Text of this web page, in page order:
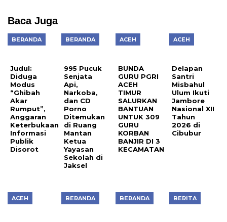
Baca Juga
BERANDA
Judul:
Diduga
Modus
“Ghibah
Akar
Rumput”,
Anggaran
Keterbukaan
Informasi
Publik
Disorot
BERANDA
995 Pucuk
Senjata
Api,
Narkoba,
dan CD
Porno
Ditemukan
di Ruang
Mantan
Ketua
Yayasan
Sekolah di
Jaksel
ACEH
BUNDA
GURU PGRI
ACEH
TIMUR
SALURKAN
BANTUAN
UNTUK 309
GURU
KORBAN
BANJIR DI 3
KECAMATAN
ACEH
Delapan
Santri
Misbahul
Ulum Ikuti
Jambore
Nasional XII
Tahun
2026 di
Cibubur
ACEH BERANDA BERANDA BERITA